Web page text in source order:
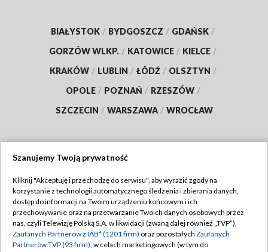
BIAŁYSTOK / BYDGOSZCZ / GDAŃSK /
GORZÓW WLKP. / KATOWICE / KIELCE /
KRAKÓW / LUBLIN / ŁÓDŹ / OLSZTYN /
OPOLE / POZNAŃ / RZESZÓW /
SZCZECIN / WARSZAWA / WROCŁAW
TVP
Abonament TVP
Emisja w TVP
Regulamin TVP
Polityka prywatności
Szanujemy Twoją prywatność
Kliknij "Akceptuję i przechodzę do serwisu", aby wyrazić zgody na
korzystanie z technologii automatycznego śledzenia i zbierania danych,
dostęp do informacji na Twoim urządzeniu końcowym i ich
przechowywanie oraz na przetwarzanie Twoich danych osobowych przez
nas, czyli Telewizję Polską S.A. w likwidacji (zwaną dalej również „TVP”),
Zaufanych Partnerów z IAB* (1201 firm) oraz pozostałych Zaufanych
Partnerów TVP (93 firm), w celach marketingowych (w tym do